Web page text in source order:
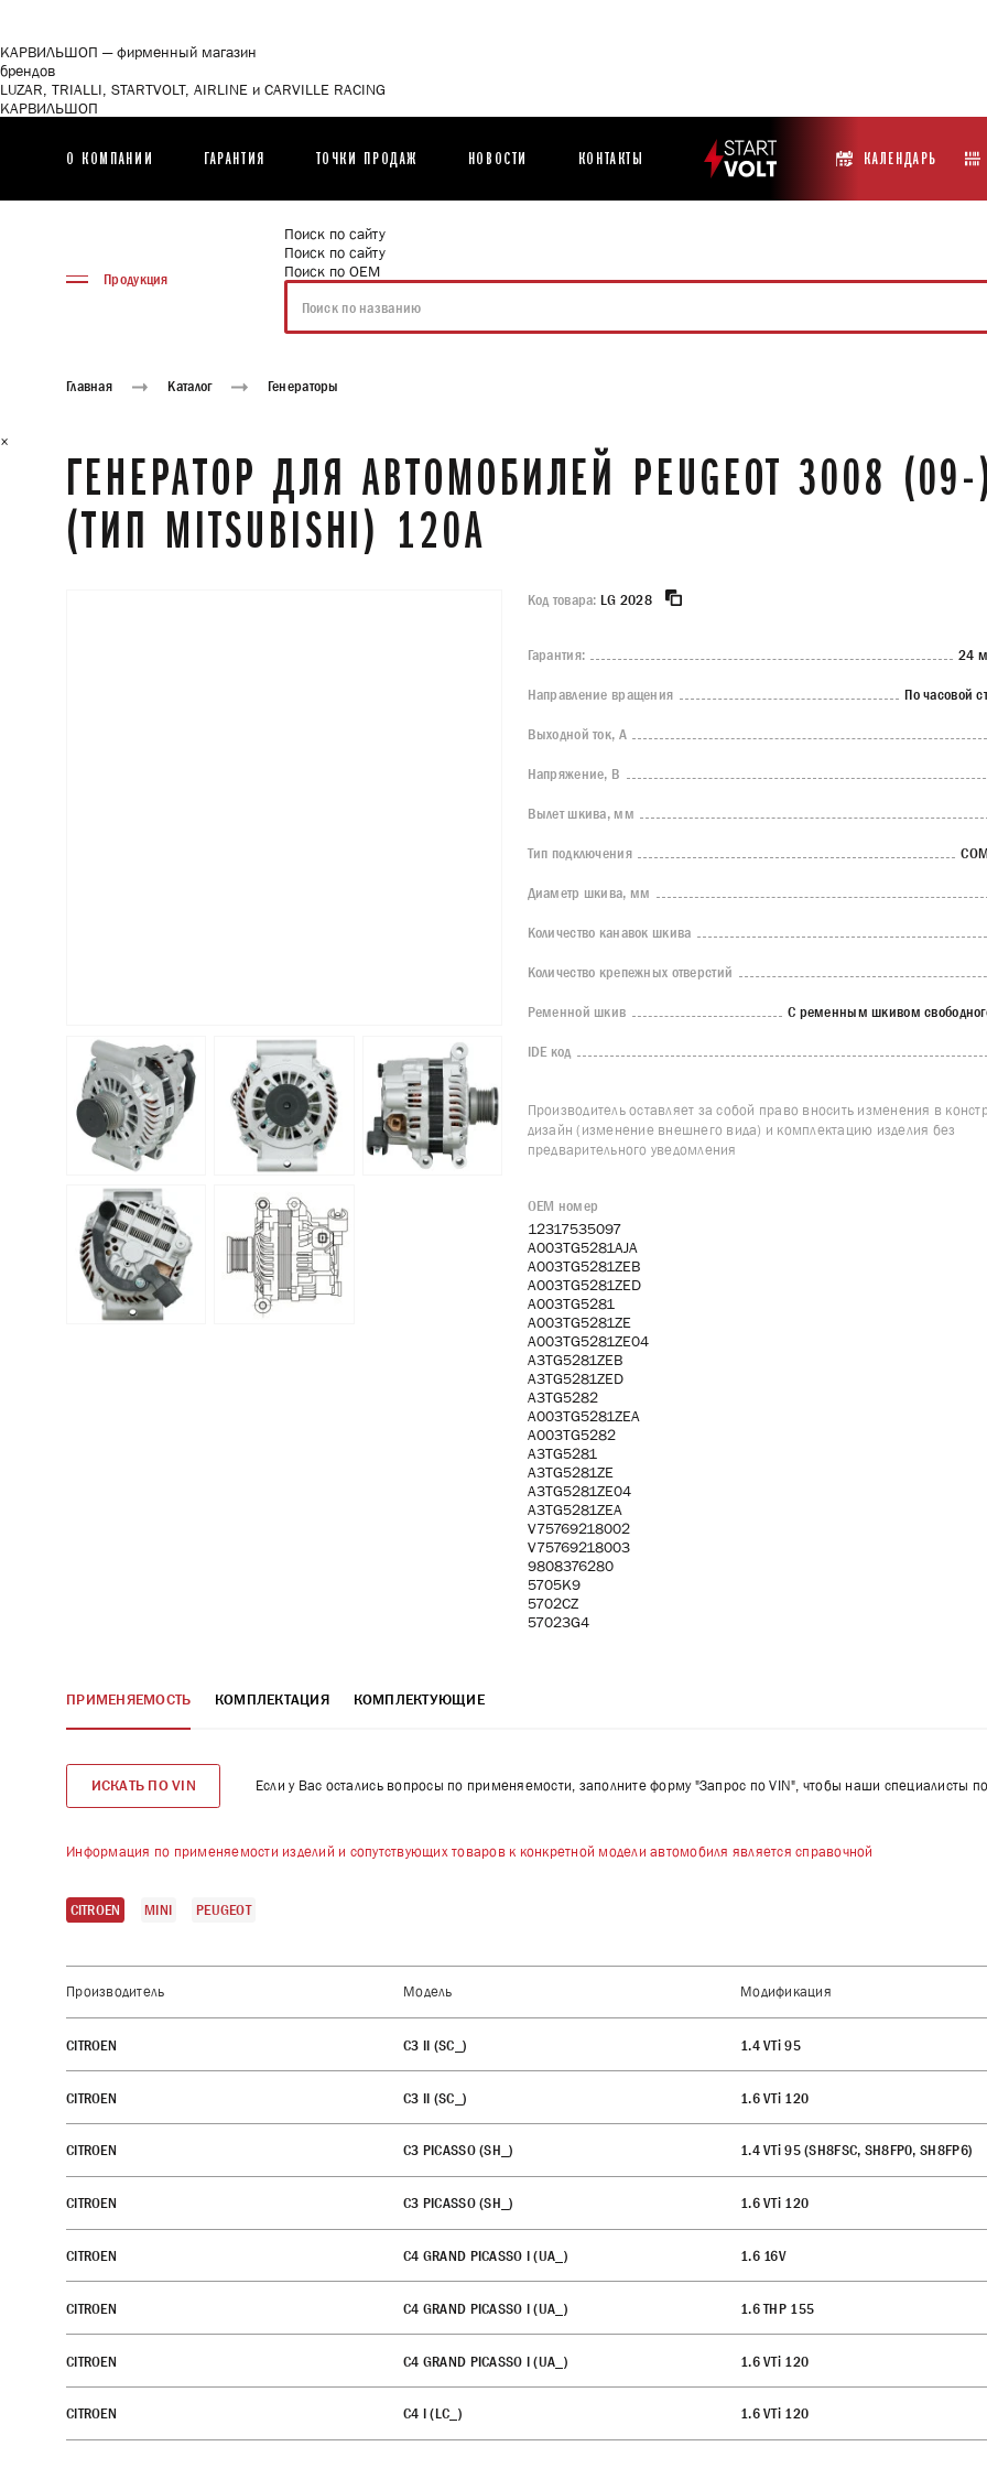
version="1.0"
encoding="utf-
8"?
>
КАРВИЛЬШОП — фирменный магазин
брендов
LUZAR, TRIALLI, STARTVOLT, AIRLINE и CARVILLE RACING
КАРВИЛЬШОП
О КОМПАНИИ ГАРАНТИЯ ТОЧКИ ПРОДАЖ НОВОСТИ КОНТАКТЫ КАЛЕНДАРЬ
Продукция
Поиск по сайту
Поиск по сайту
Поиск по ОЕМ
Главная Каталог Генераторы
×
ГЕНЕРАТОР ДЛЯ АВТОМОБИЛЕЙ PEUGEOT 3008
(ТИП MITSUBISHI) 120А
Код товара: LG 2028
Гарантия: 24
Направление вращения По часовой
Выходной ток, А
Напряжение, В
Вылет шкива, мм
Тип подключения
Диаметр шкива, мм
Количество канавок шкива
Количество крепежных отверстий
Ременной шкив С ременным шкивом
IDE код
Производитель оставляет за собой право вносить изменения в
дизайн (изменение внешнего вида) и комплектацию изделия без
предварительного уведомления
OEM номер
12317535097
A003TG5281AJA
A003TG5281ZEB
A003TG5281ZED
A003TG5281
A003TG5281ZE
A003TG5281ZE04
A3TG5281ZEB
A3TG5281ZED
A3TG5282
A003TG5281ZEA
A003TG5282
A3TG5281
A3TG5281ZE
A3TG5281ZE04
A3TG5281ZEA
V75769218002
V75769218003
9808376280
5705K9
5702CZ
57023G4
ПРИМЕНЯЕМОСТЬ КОМПЛЕКТАЦИЯ КОМПЛЕКТУЮЩИЕ
ИСКАТЬ ПО VIN Если у Вас остались вопросы по применяемости, заполните форму "Запрос по VIN", чтобы наши специалисты
Информация по применяемости изделий и сопутствующих товаров к конкретной модели автомобиля является справочной
CITROEN MINI PEUGEOT
Производитель Модель Модификация
CITROEN C3 II (SC_) 1.4 VTi 95
CITROEN C3 II (SC_) 1.6 VTi 120
CITROEN C3 PICASSO (SH_) 1.4 VTi 95 (SH8FSC, SH8FP0, SH8FP6)
CITROEN C3 PICASSO (SH_) 1.6 VTi 120
CITROEN C4 GRAND PICASSO I (UA_) 1.6 16V
CITROEN C4 GRAND PICASSO I (UA_) 1.6 THP 155
CITROEN C4 GRAND PICASSO I (UA_) 1.6 VTi 120
CITROEN C4 I (LC_) 1.6 VTi 120